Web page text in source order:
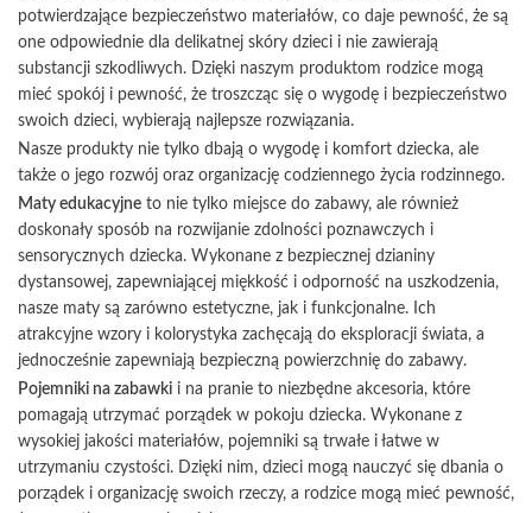
potwierdzające bezpieczeństwo materiałów, co daje pewność, że są
one odpowiednie dla delikatnej skóry dzieci i nie zawierają
substancji szkodliwych. Dzięki naszym produktom rodzice mogą
mieć spokój i pewność, że troszcząc się o wygodę i bezpieczeństwo
swoich dzieci, wybierają najlepsze rozwiązania.
Nasze produkty nie tylko dbają o wygodę i komfort dziecka, ale
także o jego rozwój oraz organizację codziennego życia rodzinnego.
Maty edukacyjne to nie tylko miejsce do zabawy, ale również
doskonały sposób na rozwijanie zdolności poznawczych i
sensorycznych dziecka. Wykonane z bezpiecznej dzianiny
dystansowej, zapewniającej miękkość i odporność na uszkodzenia,
nasze maty są zarówno estetyczne, jak i funkcjonalne. Ich
atrakcyjne wzory i kolorystyka zachęcają do eksploracji świata, a
jednocześnie zapewniają bezpieczną powierzchnię do zabawy.
Pojemniki na zabawki i na pranie to niezbędne akcesoria, które
pomagają utrzymać porządek w pokoju dziecka. Wykonane z
wysokiej jakości materiałów, pojemniki są trwałe i łatwe w
utrzymaniu czystości. Dzięki nim, dzieci mogą nauczyć się dbania o
porządek i organizację swoich rzeczy, a rodzice mogą mieć pewność,